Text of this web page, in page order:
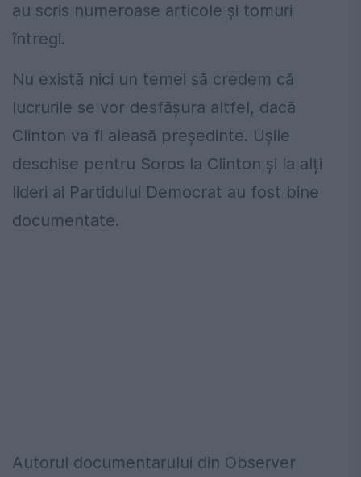
au scris numeroase articole și tomuri
întregi.
Nu există nici un temei să credem că
lucrurile se vor desfășura altfel, dacă
Clinton va fi aleasă președinte. Ușile
deschise pentru Soros la Clinton și la alți
lideri ai Partidului Democrat au fost bine
documentate.
Autorul documentarului din Observer